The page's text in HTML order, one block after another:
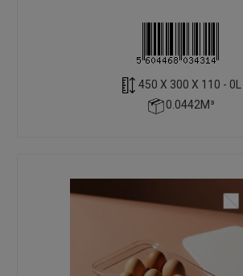
450 X 300 X 110 - 0L
0.0442M³